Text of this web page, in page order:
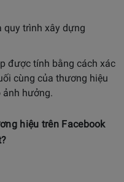
quy trình xây dựng
được tính bằng cách xác
cùng của thương hiệu
hưởng.
hiệu trên Facebook